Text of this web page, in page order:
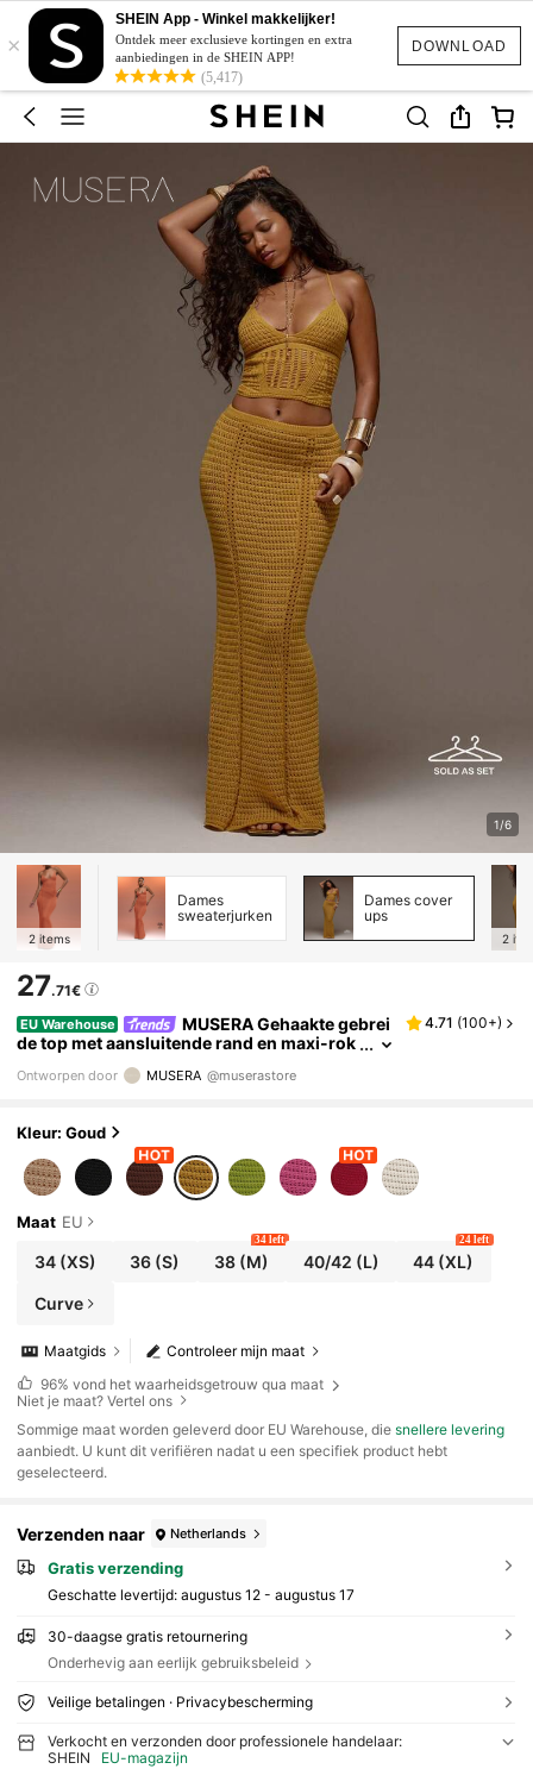
DOWNLOAD
×
SHEIN App - Winkel makkelijker!
Ontdek meer exclusieve kortingen en extra
aanbiedingen in de SHEIN APP!
(5,417)
1/6
2 items
Dames
sweaterjurken
Dames cover
ups
2
27.71€
EU Warehouse
MUSERA Gehaakte gebrei
de top met aansluitende rand en maxi-rok
and, Ibiza, festival, feest, elegant, goddelijk
4.71 (100+)
Ontworpen door MUSERA @muserastore
Kleur: Goud
Maat EU
34(XS) 36 (S) 38(M)
34 left
40/42 (L) 44 (XL)
24 left
Curve
Controleer mijn maat
Maatgids
96% vond het waarheidsgetrouw qua maat
Niet je maat? Vertel ons
​Sommige maat worden geleverd door EU Warehouse, diesnellere levering
aanbiedt. U kunt dit verifiëren nadat u een specifiek product hebt
geselecteerd.
Verzenden naar Netherlands
Gratis verzending
Geschatte levertijd: augustus 12 - augustus 17
30-daagse gratis retournering
Onderhevig aan eerlijk gebruiksbeleid
Veilige betalingen · Privacybescherming
Verkocht en verzonden door professionele handelaar:
SHEIN
EU-magazijn